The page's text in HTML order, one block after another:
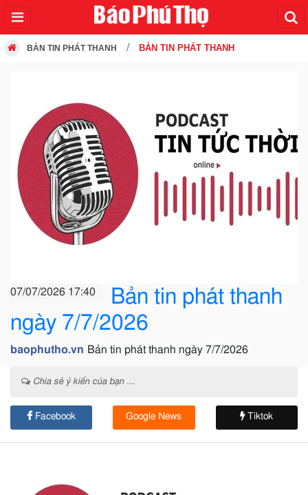
BẢN TIN PHÁT THANH BẢN TIN PHÁT THANH
07/07/2026 17:40
Bản tin phát thanh
ngày 7/7/2026
baophutho.vn Bản tin phát thanh ngày 7/7/2026
Chia sẻ ý kiến của bạn ...
Facebook Google News Tiktok